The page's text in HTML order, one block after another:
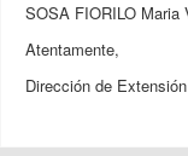
SOSA FIORILO Maria
Atentamente,
Dirección de